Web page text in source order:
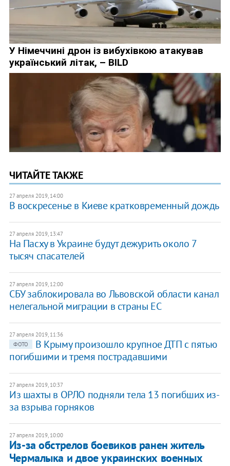
ЧИТАЙТЕ ТАКЖЕ
27 апреля 2019, 14:00
В воскресенье в Киеве кратковременный дождь
27 апреля 2019, 13:47
​На Пасху в Украине будут дежурить около 7
тысяч спасателей
27 апреля 2019, 12:00
СБУ заблокировала во Львовской области канал
нелегальной миграции в страны ЕС
27 апреля 2019, 11:36
ФОТО
В Крыму произошло крупное ДТП с пятью
погибшими и тремя пострадавшими
27 апреля 2019, 10:37
Из шахты в ОРЛО подняли тела 13 погибших из-
за взрыва горняков
27 апреля 2019, 10:00
Из-за обстрелов боевиков ранен житель
Чермалыка и двое украинских военных